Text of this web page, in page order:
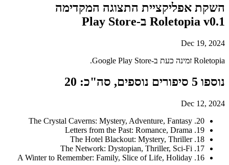
השקת אפליקציית התצוגה המקדימה
Roletopia v0.1 ב-Play Store
Dec 19, 2024
Roletopia זמינה כעת ב-Google Play Store.
נוספו 5 סיפורים נוספים, סה"כ: 20
Dec 12, 2024
20. The Crystal Caverns: Mystery, Adventure, Fantasy
19. Letters from the Past: Romance, Drama
18. The Hotel Blackout: Mystery, Thriller
17. The Network: Dystopian, Thriller, Sci-Fi
16. A Winter to Remember: Family, Slice of Life, Holiday